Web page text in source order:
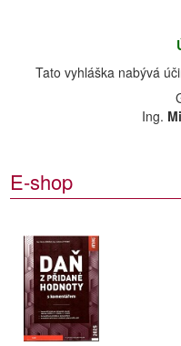
Tato vyhláška nabývá
Ing.
E-shop